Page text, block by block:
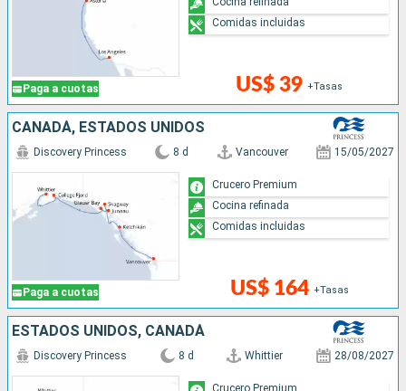
Paga a cuotas US$ 39 +Tasas
Comidas incluidas
CANADÁ, ESTADOS UNIDOS
Paga a cuotas
Discovery Princess 8 d Vancouver 15/05/2027
US$ 164 +Tasas
Crucero Premium
Cocina refinada
Comidas incluidas
ESTADOS UNIDOS, CANADÁ
Discovery Princess 8 d Whittier 28/08/2027
Crucero Premium